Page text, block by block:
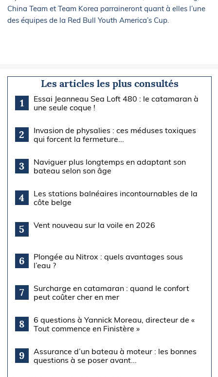
China Team et Team Korea parraineront quant à elles l’une
des équipes de la Red Bull Youth America’s Cup.
Les articles les plus consultés
1
Essai Jeanneau Sea Loft 480 : le catamaran à
une seule coque !
2
Invasion de physalies : ces méduses toxiques
qui forcent la fermeture...
3
Naviguer plus longtemps en adaptant son
bateau selon son âge
4
Les stations balnéaires incontournables de la
côte belge
5 Vent nouveau sur la voile en 2026
6
Plongée au Nitrox : quels avantages sous
l’eau ?
7
Surcharge en catamaran : quand le confort
peut coûter cher en mer
8
6 questions à Yannick Moreau, directeur de «
Tout commence en Finistère »
9
Assurance d’un bateau à moteur : les bonnes
questions à se poser avant...